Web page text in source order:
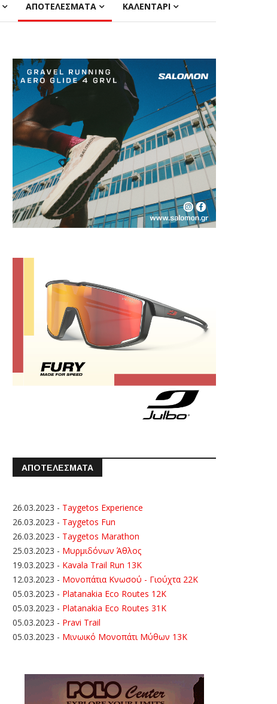
ΑΠΟΤΕΛΕΣΜΑΤΑ ΚΑΛΕΝΤΑΡΙ
ΑΠΟΤΕΛΕΣΜΑΤΑ
26.03.2023 - Taygetos Experience
26.03.2023 - Taygetos Fun
26.03.2023 - Taygetos Marathon
25.03.2023 - Μυρμιδόνων Άθλος
19.03.2023 - Kavala Trail Run 13K
12.03.2023 - Μονοπάτια Κνωσού - Γιούχτα 22Κ
05.03.2023 - Platanakia Eco Routes 12K
05.03.2023 - Platanakia Eco Routes 31K
05.03.2023 - Pravi Trail
05.03.2023 - Μινωικό Μονοπάτι Μύθων 13Κ